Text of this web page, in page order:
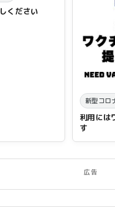
ください
新型コロ
利用には
す
広告